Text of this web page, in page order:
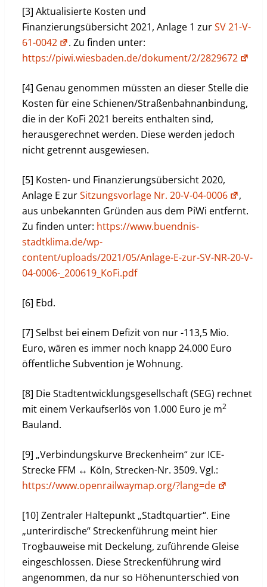
[3] Aktualisierte Kosten und
Finanzierungsübersicht 2021, Anlage 1 zurSV 21-V-
61-0042
. Zu finden unter:
https://piwi.wiesbaden.de/dokument/2/2829672
[4] Genau genommen müssten an dieser Stelle die
Kosten für eine Schienen/Straßenbahnanbindung,
die in der KoFi 2021 bereits enthalten sind,
herausgerechnet werden. Diese werden jedoch
nicht getrennt ausgewiesen.
[5] Kosten- und Finanzierungsübersicht 2020,
Anlage E zurSitzungsvorlage Nr. 20-V-04-0006
,
aus unbekannten Gründen aus dem PiWi entfernt.
Zu finden unter: https://www.buendnis-
stadtklima.de/wp-
content/uploads/2021/05/Anlage-E-zur-SV-NR-20-V-
04-0006-_200619_KoFi.pdf
[6] Ebd.
[7] Selbst bei einem Defizit von nur -113,5 Mio.
Euro, wären es immer noch knapp 24.000 Euro
öffentliche Subvention je Wohnung.
[8] Die Stadtentwicklungsgesellschaft (SEG) rechnet
mit einem Verkaufserlös von 1.000 Euro je m2
Bauland.
[9] „Verbindungskurve Breckenheim“ zur ICE-
Strecke FFM ↔ Köln, Strecken-Nr. 3509. Vgl.:
https://www.openrailwaymap.org/?lang=de
[10] Zentraler Haltepunkt „Stadtquartier“. Eine
„unterirdische“ Streckenführung meint hier
Trogbauweise mit Deckelung, zuführende Gleise
eingeschlossen. Diese Streckenführung wird
angenommen, da nur so Höhenunterschied von